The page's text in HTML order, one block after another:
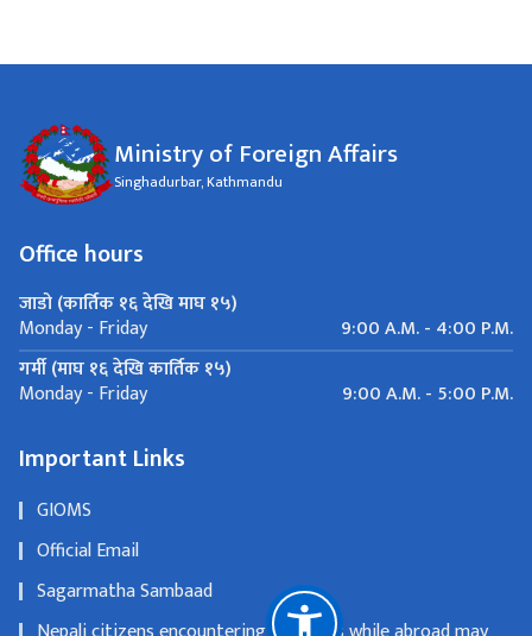
Ministry of Foreign Affairs
Singhadurbar, Kathmandu
Office hours
जाडो (कार्तिक १६ देखि माघ १५)
Monday - Friday
9:00 A.M. - 4:00 P.M.
गर्मी (माघ १६ देखि कार्तिक १५)
Monday - Friday 9:00 A.M. - 5:00 P.M.
Important Links
GIOMS
Official Email
Sagarmatha Sambaad